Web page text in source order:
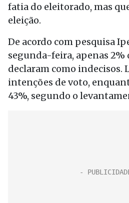
fatia do eleitorado, mas
eleição.
De acordo com pesquisa
segunda-feira, apenas 2%
declaram como indecisos.
intenções de voto,
43%, segundo o